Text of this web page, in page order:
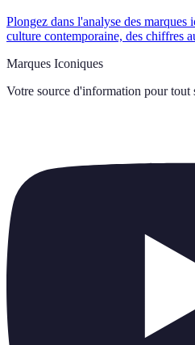
Plongez dans l'analyse des marques
culture contemporaine, des chiffres
Marques Iconiques
Votre source d'information pour tout